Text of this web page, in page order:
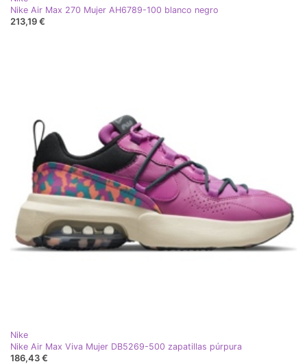
Nike Air Max 270 Mujer AH6789-100 blanco negro
213,19 €
Nike
Nike Air Max Viva Mujer DB5269-500 zapatillas púrpura
186,43 €